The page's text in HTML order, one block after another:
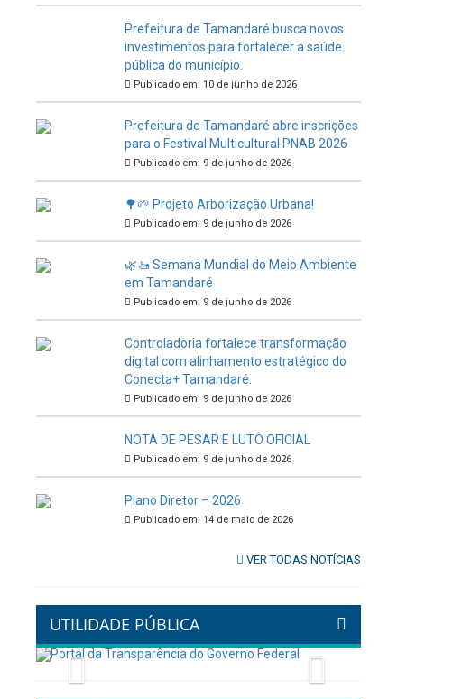
Prefeitura de Tamandaré busca novos
investimentos para fortalecer a saúde
pública do município.
Publicado em: 10 de junho de 2026
Prefeitura de Tamandaré abre inscrições
para o Festival Multicultural PNAB 2026
Publicado em: 9 de junho de 2026
🌳🌱 Projeto Arborização Urbana!
Publicado em: 9 de junho de 2026
🌿🚤 Semana Mundial do Meio Ambiente
em Tamandaré
Publicado em: 9 de junho de 2026
Controladoria fortalece transformação
digital com alinhamento estratégico do
Conecta+ Tamandaré.
Publicado em: 9 de junho de 2026
NOTA DE PESAR E LUTO OFICIAL
Publicado em: 9 de junho de 2026
Plano Diretor – 2026
Publicado em: 14 de maio de 2026
VER TODAS NOTÍCIAS
UTILIDADE PÚBLICA
Previous